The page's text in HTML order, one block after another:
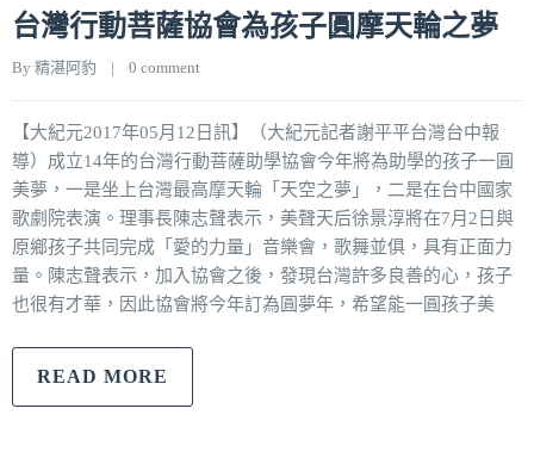
台灣行動菩薩協會為孩子圓摩天輪之夢
By 精湛阿豹 | 0 comment
【大紀元2017年05月12日訊】（大紀元記者謝平平台灣台中報
導）成立14年的台灣行動菩薩助學協會今年將為助學的孩子一圓
美夢，一是坐上台灣最高摩天輪「天空之夢」，二是在台中國家
歌劇院表演。理事長陳志聲表示，美聲天后徐景淳將在7月2日與
原鄉孩子共同完成「愛的力量」音樂會，歌舞並俱，具有正面力
量。陳志聲表示，加入協會之後，發現台灣許多良善的心，孩子
也很有才華，因此協會將今年訂為圓夢年，希望能一圓孩子美
READ MORE